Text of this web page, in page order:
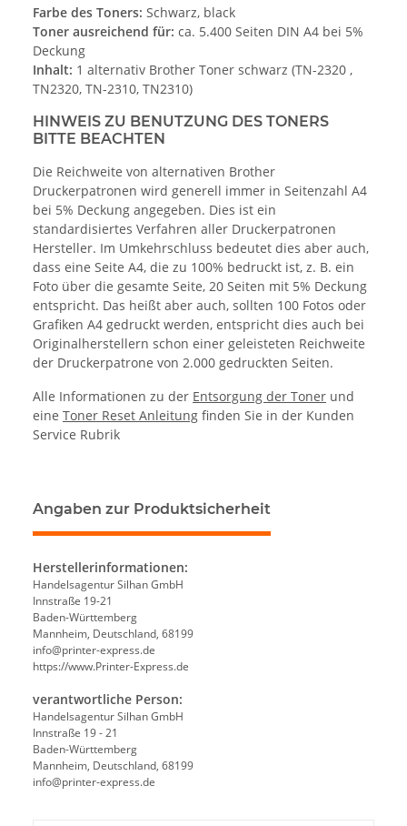
Farbe des Toners: Schwarz, black
Toner ausreichend für: ca. 5.400 Seiten DIN A4 bei 5%
Deckung
Inhalt: 1 alternativ Brother Toner schwarz (TN-2320 ,
TN2320, TN-2310, TN2310)
HINWEIS ZU BENUTZUNG DES TONERS
BITTE BEACHTEN
Die Reichweite von alternativen Brother
Druckerpatronen wird generell immer in Seitenzahl A4
bei 5% Deckung angegeben. Dies ist ein
standardisiertes Verfahren aller Druckerpatronen
Hersteller. Im Umkehrschluss bedeutet dies aber auch,
dass eine Seite A4, die zu 100% bedruckt ist, z. B. ein
Foto über die gesamte Seite, 20 Seiten mit 5% Deckung
entspricht. Das heißt aber auch, sollten 100 Fotos oder
Grafiken A4 gedruckt werden, entspricht dies auch bei
Originalherstellern schon einer geleisteten Reichweite
der Druckerpatrone von 2.000 gedruckten Seiten.
Alle Informationen zu der Entsorgung der Toner und
eine Toner Reset Anleitung finden Sie in der Kunden
Service Rubrik
Angaben zur Produktsicherheit
Herstellerinformationen:
Handelsagentur Silhan GmbH
Innstraße 19-21
Baden-Württemberg
Mannheim, Deutschland, 68199
info@printer-express.de
https://www.Printer-Express.de
verantwortliche Person:
Handelsagentur Silhan GmbH
Innstraße 19 - 21
Baden-Württemberg
Mannheim, Deutschland, 68199
info@printer-express.de